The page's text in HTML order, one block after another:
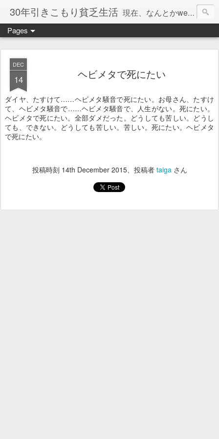
30年引きこもり貧乏生活 現在、なんとかweb系の仕事で食べています。このブログで扱う問題は「この世とはなにか」「人生とはなにか」「人間とはなにか」「強迫神経症の原因と解決法」「うつ病の原因と寄り添う方法」「家族の問題」などについてです。
Pages
DEC
14 ヘビメタで死にたい
ダイヤ、たすけて……ヘビメタ騒音で死にたい。お母さん、たすけ
て、ヘビメタ騒音で……ヘビメタ騒音で、人生がない。死にたい。
ヘビメタで死にたい。全部ダメだった。どうしても苦しい。どうし
ても、できない。どうしても苦しい。苦しい。死にたい。ヘビメタ
で死にたい。
投稿時刻 14th December 2015、投稿者 taigaさん